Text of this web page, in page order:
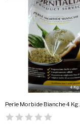
Perle Morbide Bianche 4 Kg.